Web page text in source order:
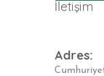
İletişim
Adres: